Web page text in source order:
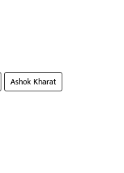
Ashok Kharat